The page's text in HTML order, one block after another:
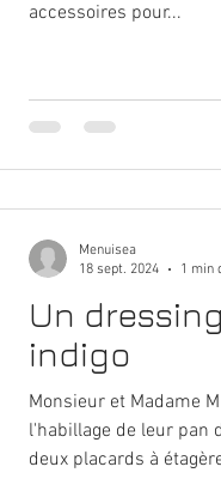
accessoires pour...
Un
indigo
Monsieur et Madame
l'habillage de leur pan
deux placards à
Menuisea
18 sept. 2024
1 min